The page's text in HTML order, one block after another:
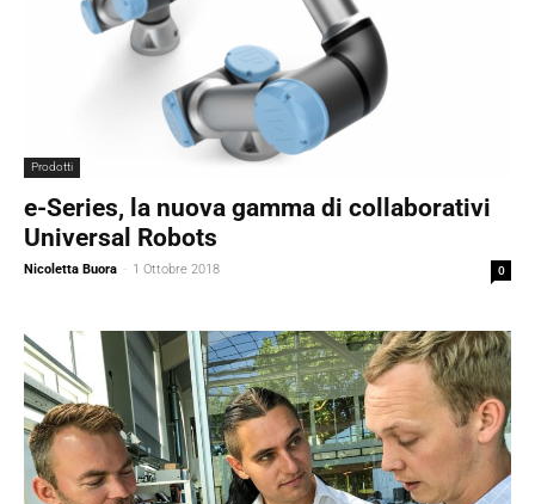
Prodotti
e-Series, la nuova gamma di collaborativi
Universal Robots
Nicoletta Buora - 1 Ottobre 2018 0